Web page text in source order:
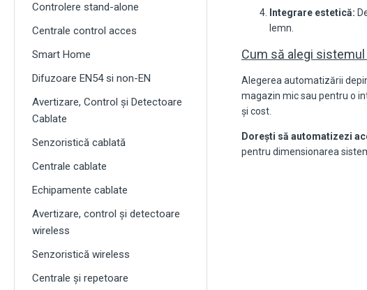
Controlere stand-alone
Centrale control acces
Smart Home
Difuzoare EN54 si non-EN
Avertizare, Control și Detectoare
Cablate
Senzoristică cablată
Centrale cablate
Echipamente cablate
Avertizare, control și detectoare
wireless
Senzoristică wireless
Centrale și repetoare
Integrare estetică:
lemn.
Cum să alegi
Alegerea automatizării
magazin mic sau pentru o
și cost.
Dorești să automatizezi
pentru dimensionarea